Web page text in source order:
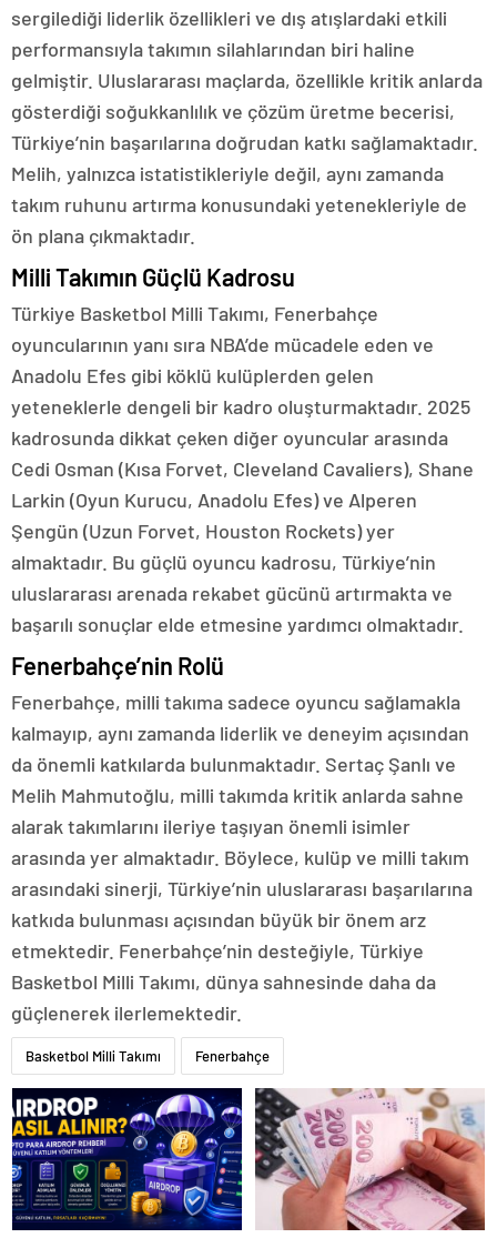
sergilediği liderlik özellikleri ve dış atışlardaki etkili
performansıyla takımın silahlarından biri haline
gelmiştir. Uluslararası maçlarda, özellikle kritik anlarda
gösterdiği soğukkanlılık ve çözüm üretme becerisi,
Türkiye’nin başarılarına doğrudan katkı sağlamaktadır.
Melih, yalnızca istatistikleriyle değil, aynı zamanda
takım ruhunu artırma konusundaki yetenekleriyle de
ön plana çıkmaktadır.
Milli Takımın Güçlü Kadrosu
Türkiye Basketbol Milli Takımı, Fenerbahçe
oyuncularının yanı sıra NBA’de mücadele eden ve
Anadolu Efes gibi köklü kulüplerden gelen
yeteneklerle dengeli bir kadro oluşturmaktadır. 2025
kadrosunda dikkat çeken diğer oyuncular arasında
Cedi Osman (Kısa Forvet, Cleveland Cavaliers), Shane
Larkin (Oyun Kurucu, Anadolu Efes) ve Alperen
Şengün (Uzun Forvet, Houston Rockets) yer
almaktadır. Bu güçlü oyuncu kadrosu, Türkiye’nin
uluslararası arenada rekabet gücünü artırmakta ve
başarılı sonuçlar elde etmesine yardımcı olmaktadır.
Fenerbahçe’nin Rolü
Fenerbahçe, milli takıma sadece oyuncu sağlamakla
kalmayıp, aynı zamanda liderlik ve deneyim açısından
da önemli katkılarda bulunmaktadır. Sertaç Şanlı ve
Melih Mahmutoğlu, milli takımda kritik anlarda sahne
alarak takımlarını ileriye taşıyan önemli isimler
arasında yer almaktadır. Böylece, kulüp ve milli takım
arasındaki sinerji, Türkiye’nin uluslararası başarılarına
katkıda bulunması açısından büyük bir önem arz
etmektedir. Fenerbahçe’nin desteğiyle, Türkiye
Basketbol Milli Takımı, dünya sahnesinde daha da
güçlenerek ilerlemektedir.
Basketbol Milli Takımı Fenerbahçe